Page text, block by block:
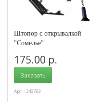
Штопор с открывалкой
"Сомелье"
175.00 р.
Заказать
Арт.: 343793